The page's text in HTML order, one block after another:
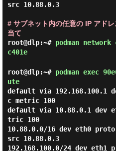
src 10.88.0.3
# サブネット内の任意の IP アド
当て
root@dlp:~# podman
c401e
root@dlp:~# podman exec
ute
default via 192.168.100.1
c metric 100
default via 10.88.0.1 dev
tric 100
10.88.0.0/16 dev eth0
src 10.88.0.3
192.168.100.0/24 dev eth1